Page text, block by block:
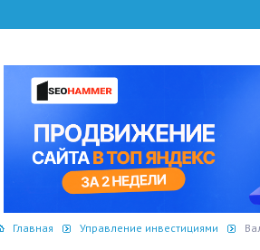
Главная Управление инвестициями